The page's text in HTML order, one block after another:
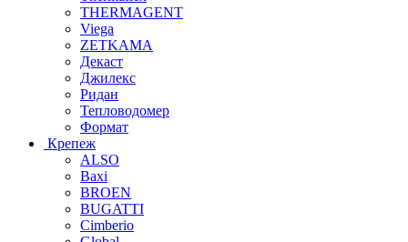
THERMAGENT
Viega
ZETKAMA
Декаст
Джилекс
Ридан
Тепловодомер
Формат
Крепеж
ALSO
Baxi
BROEN
BUGATTI
Cimberio